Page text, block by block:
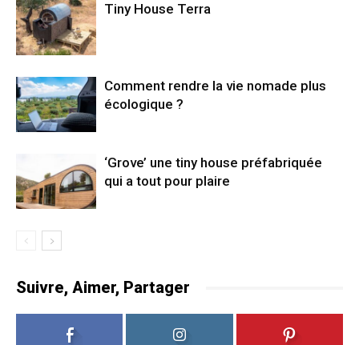
Tiny House Terra
Comment rendre la vie nomade plus
écologique ?
‘Grove’ une tiny house préfabriquée
qui a tout pour plaire
Suivre, Aimer, Partager